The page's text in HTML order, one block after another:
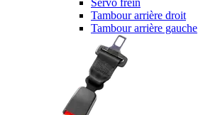
Servo frein
Tambour arrière droit
Tambour arrière gauche